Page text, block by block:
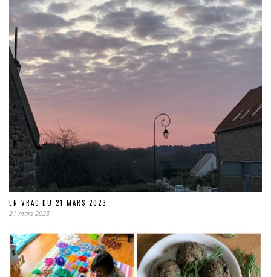
EN VRAC DU 21 MARS 2023
21 mars 2023